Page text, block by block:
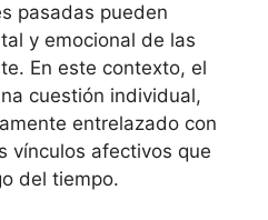
pasadas pueden
y emocional de las
En este contexto, el
cuestión individual,
entrelazado con
vínculos afectivos que
del tiempo.